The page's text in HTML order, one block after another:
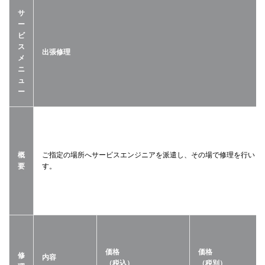
サ
ー
ビ
ス
メ
ニ
ュ
ー
出張修理
概
要
ご指定の場所へサービスエンジニアを派遣し、その場で修理を行いま
す。
修
内容
価格
（税込）
価格
（税別）